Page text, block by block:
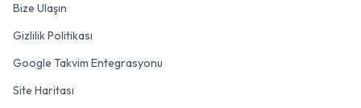
Bize Ulaşın
Gizlilik Politikası
Google Takvim Entegrasyonu
Site Haritası